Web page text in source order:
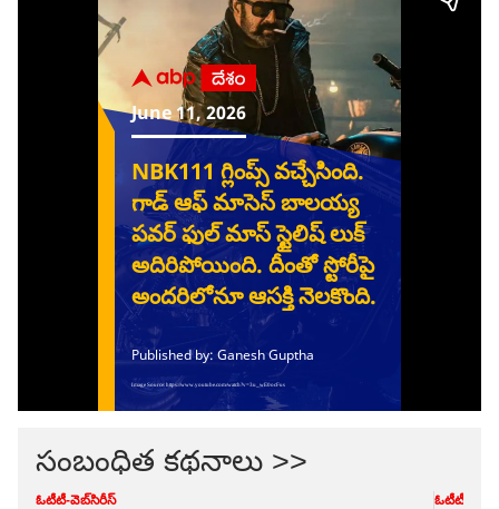
సంబంధిత కథనాలు >>
ఓటీటీ-వెబ్‌సిరీస్‌ ఓటీటీ-